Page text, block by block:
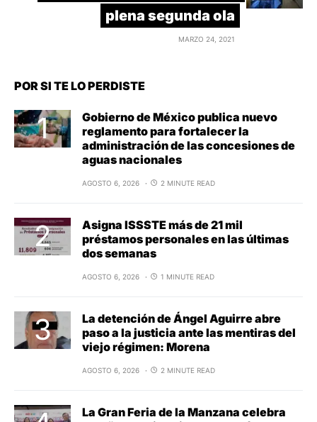
plena segunda ola
MARZO 24, 2021
POR SI TE LO PERDISTE
Gobierno de México publica nuevo
reglamento para fortalecer la
administración de las concesiones de
aguas nacionales
AGOSTO 6, 2026 2 MINUTE READ
Asigna ISSSTE más de 21 mil
préstamos personales en las últimas
dos semanas
AGOSTO 6, 2026 1 MINUTE READ
La detención de Ángel Aguirre abre
paso a la justicia ante las mentiras del
viejo régimen: Morena
AGOSTO 6, 2026 2 MINUTE READ
La Gran Feria de la Manzana celebra